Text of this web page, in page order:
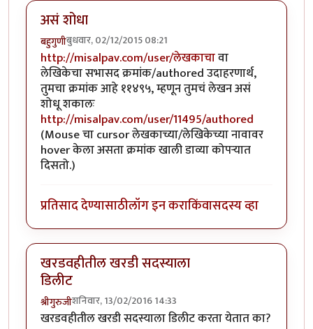
असं शोधा
बहुगुणीबुधवार, 02/12/2015 08:21
http://misalpav.com/user/लेखकाचावा
लेखिकेचा सभासद क्रमांक/authored उदाहरणार्थ,
तुमचा क्रमांक आहे ११४९५, म्हणून तुमचं लेखन असं
शोधू शकालः
http://misalpav.com/user/11495/authored
(Mouse चा cursor लेखकाच्या/लेखिकेच्या नावावर
hover केला असता क्रमांक खाली डाव्या कोपर्‍यात
दिसतो.)
प्रतिसाद देण्यासाठीलॉग इन कराकिंवासदस्य व्हा
खरडवहीतील खरडी सदस्याला
डिलीट
श्रीगुरुजीशनिवार, 13/02/2016 14:33
खरडवहीतील खरडी सदस्याला डिलीट करता येतात का?